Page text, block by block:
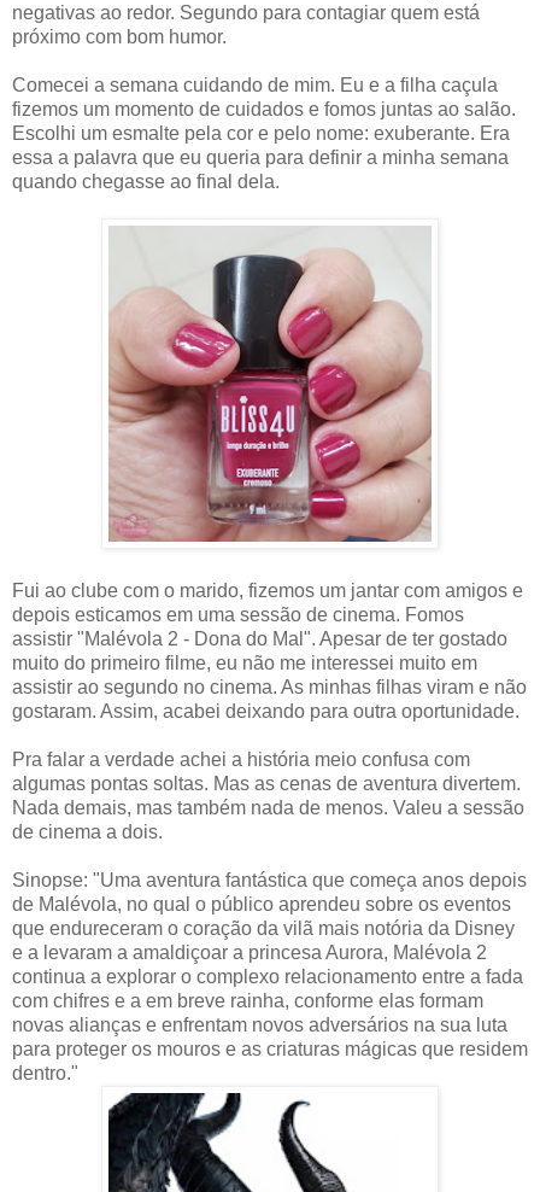
negativas ao redor. Segundo para contagiar quem está
próximo com bom humor.
Comecei a semana cuidando de mim. Eu e a filha caçula
fizemos um momento de cuidados e fomos juntas ao salão.
Escolhi um esmalte pela cor e pelo nome: exuberante. Era
essa a palavra que eu queria para definir a minha semana
quando chegasse ao final dela.
Fui ao clube com o marido, fizemos um jantar com amigos e
depois esticamos em uma sessão de cinema. Fomos
assistir "Malévola 2 - Dona do Mal". Apesar de ter gostado
muito do primeiro filme, eu não me interessei muito em
assistir ao segundo no cinema. As minhas filhas viram e não
gostaram. Assim, acabei deixando para outra oportunidade.
Pra falar a verdade achei a história meio confusa com
algumas pontas soltas. Mas as cenas de aventura divertem.
Nada demais, mas também nada de menos. Valeu a sessão
de cinema a dois.
Sinopse: "Uma aventura fantástica que começa anos depois
de Malévola, no qual o público aprendeu sobre os eventos
que endureceram o coração da vilã mais notória da Disney
e a levaram a amaldiçoar a princesa Aurora, Malévola 2
continua a explorar o complexo relacionamento entre a fada
com chifres e a em breve rainha, conforme elas formam
novas alianças e enfrentam novos adversários na sua luta
para proteger os mouros e as criaturas mágicas que residem
dentro."